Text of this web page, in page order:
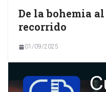
De la bohemia
recorrido
01/09/2025